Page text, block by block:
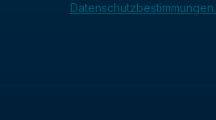
Datenschutzbestimmungen.